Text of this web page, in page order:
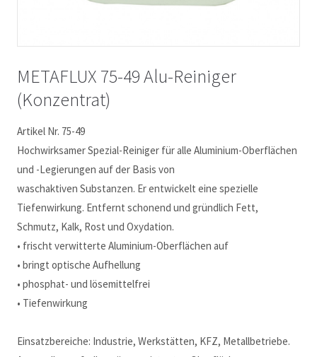
METAFLUX 75-49 Alu-Reiniger
(Konzentrat)
Artikel Nr. 75-49
Hochwirksamer Spezial-Reiniger für alle Aluminium-Oberflächen
und -Legierungen auf der Basis von
waschaktiven Substanzen. Er entwickelt eine spezielle
Tiefenwirkung. Entfernt schonend und gründlich Fett,
Schmutz, Kalk, Rost und Oxydation.
• frischt verwitterte Aluminium-Oberflächen auf
• bringt optische Aufhellung
• phosphat- und lösemittelfrei
• Tiefenwirkung
Einsatzbereiche: Industrie, Werkstätten, KFZ, Metallbetriebe.